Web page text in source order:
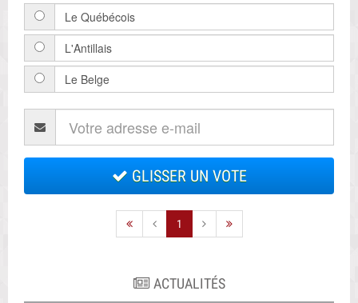
Le Québécois
L'Antillais
Le Belge
GLISSER UN VOTE
1
ACTUALITÉS